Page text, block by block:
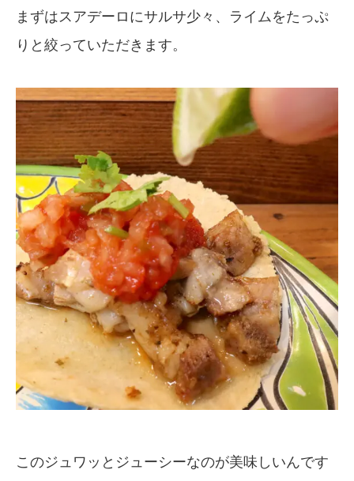
まずはスアデーロにサルサ少々、ライムをたっぷ
りと絞っていただきます。
このジュワッとジューシーなのが美味しいんです